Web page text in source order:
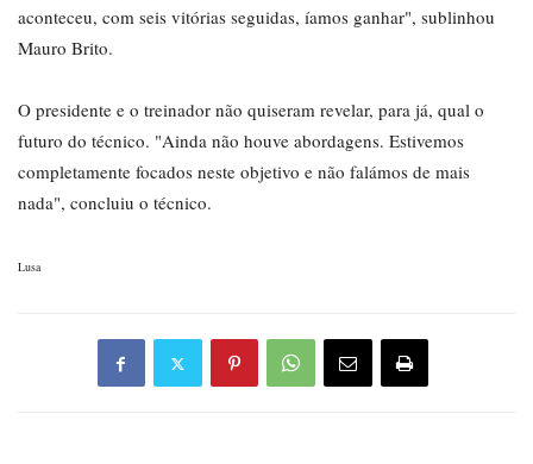
aconteceu, com seis vitórias seguidas, íamos ganhar", sublinhou
Mauro Brito.
O presidente e o treinador não quiseram revelar, para já, qual o
futuro do técnico. "Ainda não houve abordagens. Estivemos
completamente focados neste objetivo e não falámos de mais
nada", concluiu o técnico.
Lusa